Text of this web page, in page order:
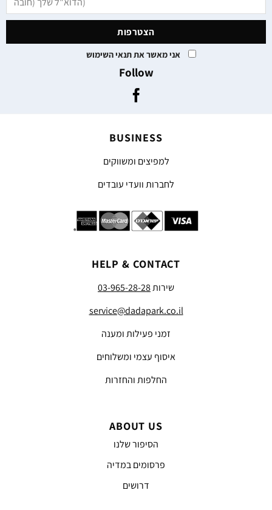
אני מאשר את תנאי השימוש
Follow
BUSINESS
למפיצים ומשווקים
לחברות וועדי עובדים
HELP & CONTACT
שירות03-965-28-28
service@dadapark.co.il
זמני פעילות ומענה
איסוף עצמי ומשלוחים
החלפות והחזרות
ABOUT US
הסיפור שלנו
פרסומים במדיה
דרושים